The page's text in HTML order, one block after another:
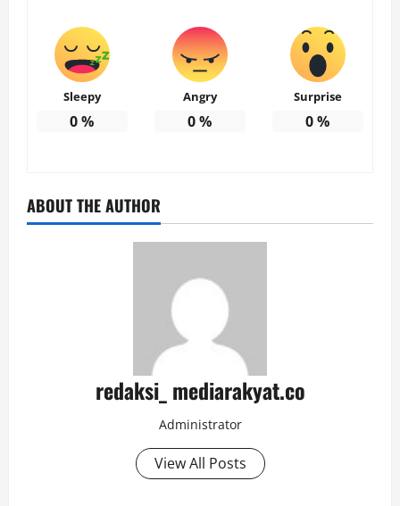
Sleepy
0%
Angry
0%
Surprise
0%
ABOUT THE AUTHOR
redaksi_ mediarakyat.co
Administrator
View All Posts